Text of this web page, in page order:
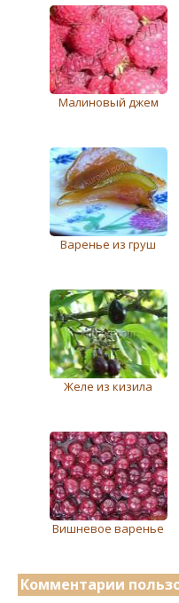
Малиновый джем
Варенье из груш
Желе из кизила
Вишневое варенье
Комментарии